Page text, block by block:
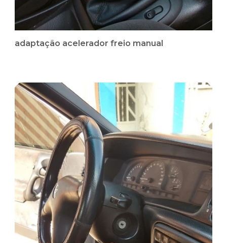
adaptação acelerador freio manual